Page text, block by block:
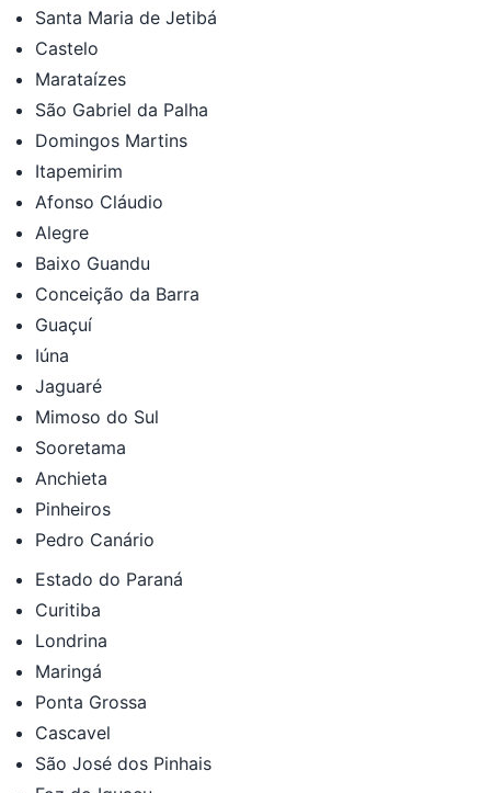
Santa Maria de Jetibá
Castelo
Marataízes
São Gabriel da Palha
Domingos Martins
Itapemirim
Afonso Cláudio
Alegre
Baixo Guandu
Conceição da Barra
Guaçuí
Iúna
Jaguaré
Mimoso do Sul
Sooretama
Anchieta
Pinheiros
Pedro Canário
Estado do Paraná
Curitiba
Londrina
Maringá
Ponta Grossa
Cascavel
São José dos Pinhais